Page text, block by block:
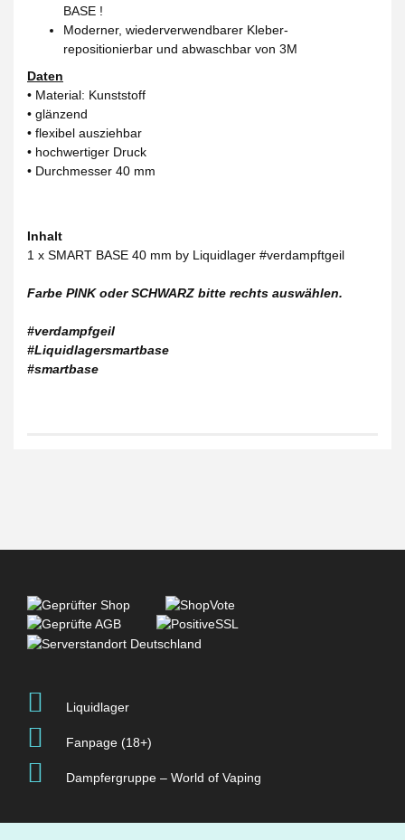
BASE !
Moderner, wiederverwendbarer Kleber-
repositionierbar und abwaschbar von 3M
Daten
• Material: Kunststoff
• glänzend
• flexibel ausziehbar
• hochwertiger Druck
• Durchmesser 40 mm
Inhalt
1 x SMART BASE 40 mm by Liquidlager #verdampftgeil
Farbe PINK oder SCHWARZ bitte rechts auswählen.
#verdampfgeil
#Liquidlagersmartbase
#smartbase
Liquidlager
Fanpage (18+)
Dampfergruppe – World of Vaping